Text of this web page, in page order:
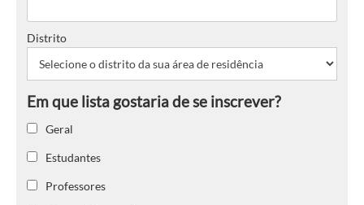
Distrito
Geral
Estudantes
Professores